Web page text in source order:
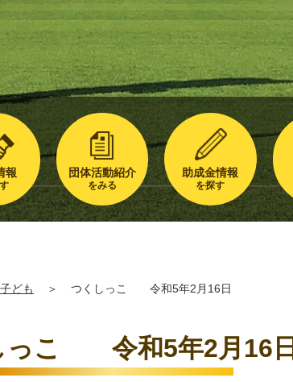
報 団体活動紹介
をみる
助成金情報
を探す
子ども ＞ つくしっこ 令和5年2月16日
っこ 令和5年2月16日